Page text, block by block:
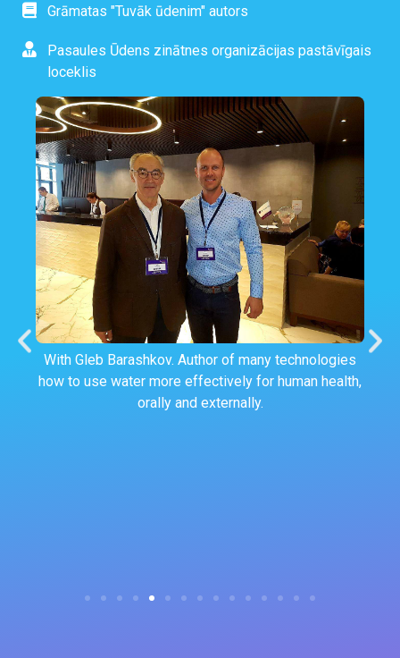
Grāmatas "Tuvāk ūdenim" autors
Pasaules Ūdens zinātnes organizācijas pastāvīgais
loceklis
With Gleb Barashkov. Author of many technologies
how to use water more effectively for human health,
orally and externally.